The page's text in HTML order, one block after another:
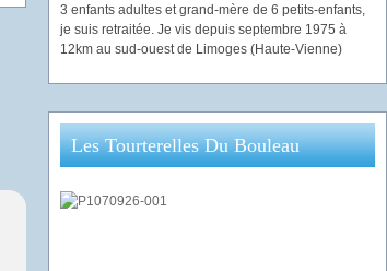
3 enfants adultes et grand-mère de 6 petits-enfants,
je suis retraitée. Je vis depuis septembre 1975 à
12km au sud-ouest de Limoges (Haute-Vienne)
Les Tourterelles Du Bouleau